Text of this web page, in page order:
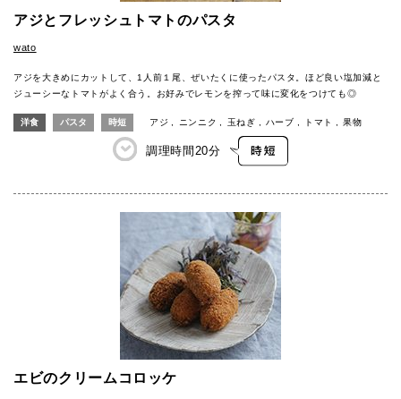
アジとフレッシュトマトのパスタ
wato
アジを大きめにカットして、1人前１尾、ぜいたくに使ったパスタ。ほど良い塩加減と
ジューシーなトマトがよく合う。お好みでレモンを搾って味に変化をつけても◎
洋食 パスタ 時短 アジ ニンニク 玉ねぎ ハーブ トマト 果物
調理時間 20分
エビのクリームコロッケ